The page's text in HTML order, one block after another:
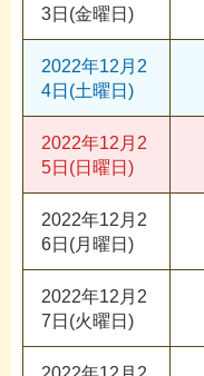
3日(金曜日)
2022年12月2
4日(土曜日)
2022年12月2
5日(日曜日)
2022年12月2
6日(月曜日)
2022年12月2
7日(火曜日)